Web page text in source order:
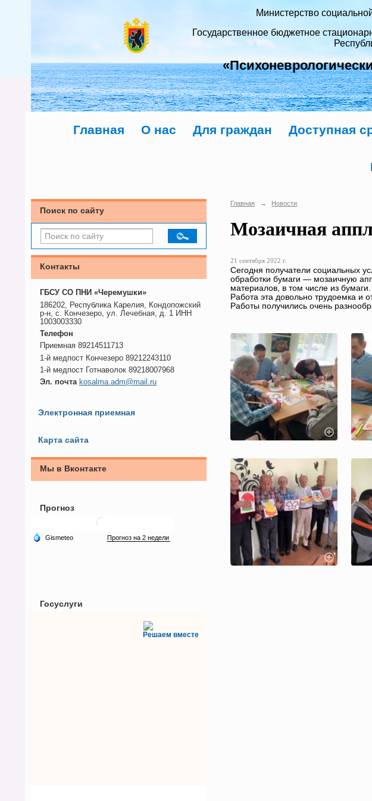
Министерство
Государственное бюджетное
Главная О нас Для граждан Доступная
Поиск по сайту
Контакты
ГБСУ СО ПНИ «Черемушки»
186202, Республика Карелия, Кондопожский
р-н, с. Кончезеро, ул. Лечебная, д. 1 ИНН
1003003330
Телефон
Приемная 89214511713
1-й медпост Кончезеро 89212243110
1-й медпост Готнаволок 89218007968
Эл. почта kosalma.adm@mail.ru
Электронная приемная
Карта сайта
Мы в Вконтакте
Прогноз
Госуслуги
Решаем вместе
Главная → Новости
Мозаичная
21 сентября 2022 г.
Сегодня получатели социальных
обработки бумаги — мозаичную
материалов, в том числе из бумаги.
Работа эта довольно трудоемка и
Работы получились очень